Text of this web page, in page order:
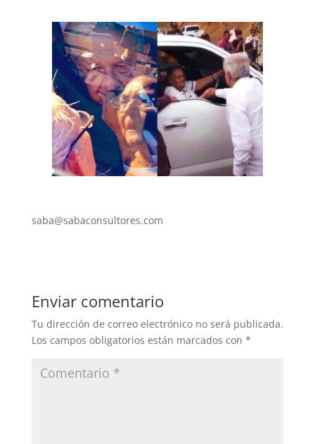
saba@sabaconsultores.com
Enviar comentario
Tu dirección de correo electrónico no será publicada.
Los campos obligatorios están marcados con *